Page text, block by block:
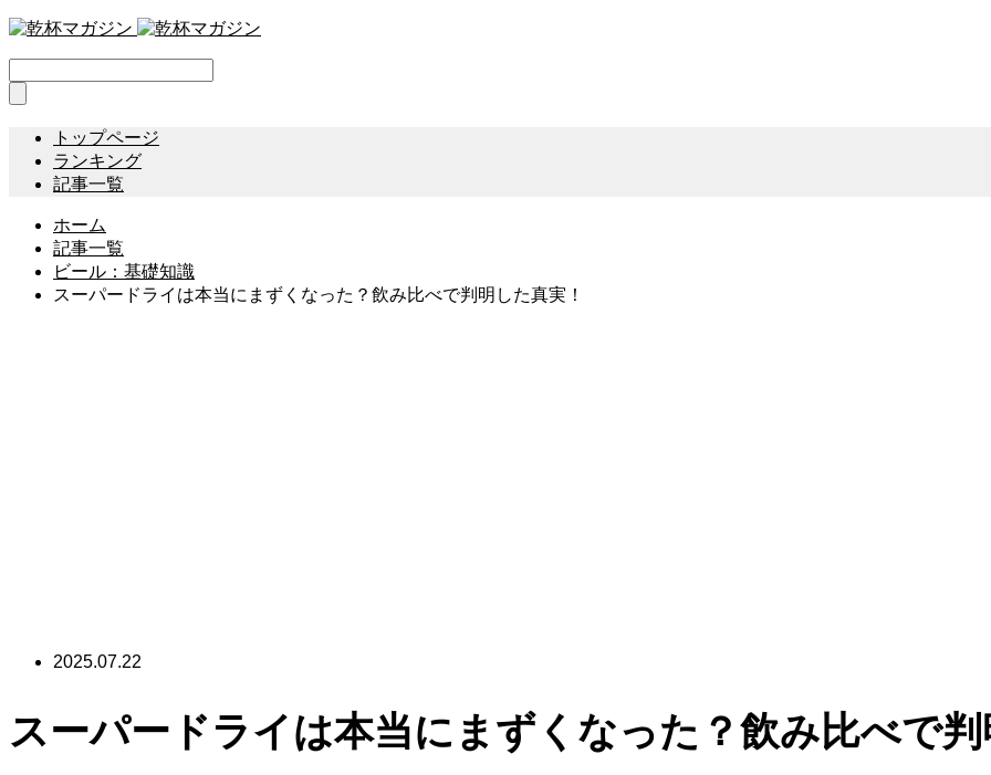
トップページ
ランキング
記事一覧
ホーム
記事一覧
ビール：基礎知識
スーパードライは本当にまずくなった？飲み比べで判明した真実！
2025.07.22
スーパードライは本当にまずくなった？飲み比べで